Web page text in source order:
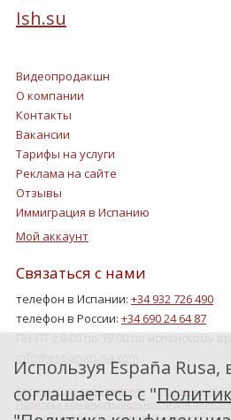
Ish.su
Видеопродакшн
О компании
Контакты
Вакансии
Тарифы на услуги
Реклама на сайте
Отзывы
Иммиграция в Испанию
Мой аккаунт
Связаться с нами
телефон в Испании: +34 932 726 490
телефон в России: +34 690 24 64 87
ПН-ПТ с 9:00 по 19:00 по испанскому
Соглашение пользователя
Политика
Политика конфиденциальности для
Как Google обрабатывает информацию о
Используя España Rusa,
соглашаетесь с "